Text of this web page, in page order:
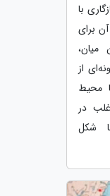
با
برای
میان،
از
محیط
در
شکل